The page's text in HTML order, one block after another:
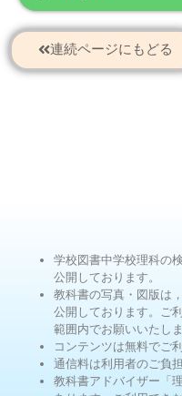
連続ページにもどる
学校図書中学校理科の
公開しております。
教科書の写真・図版は
公開しております。ご
範囲内でお願いいたしま
コンテンツは無料でご
通信料は利用者のご負
教科書アドバイザー「